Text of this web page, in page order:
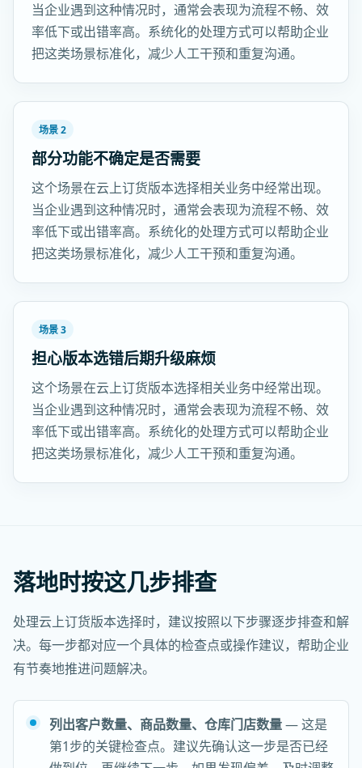
当企业遇到这种情况时，通常会表现为流程不畅、效
率低下或出错率高。系统化的处理方式可以帮助企业
把这类场景标准化，减少人工干预和重复沟通。
场景 2
部分功能不确定是否需要
这个场景在云上订货版本选择相关业务中经常出现。
当企业遇到这种情况时，通常会表现为流程不畅、效
率低下或出错率高。系统化的处理方式可以帮助企业
把这类场景标准化，减少人工干预和重复沟通。
场景 3
担心版本选错后期升级麻烦
这个场景在云上订货版本选择相关业务中经常出现。
当企业遇到这种情况时，通常会表现为流程不畅、效
率低下或出错率高。系统化的处理方式可以帮助企业
把这类场景标准化，减少人工干预和重复沟通。
落地时按这几步排查
处理云上订货版本选择时，建议按照以下步骤逐步排查和解
决。每一步都对应一个具体的检查点或操作建议，帮助企业
有节奏地推进问题解决。
列出客户数量、商品数量、仓库门店数量— 这是
第1步的关键检查点。建议先确认这一步是否已经